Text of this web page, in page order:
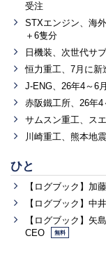
受注
STXエンジン、海
＋6隻分
日機装、次世代サ
恒力重工、7月に新
J-ENG、26年4～6
赤阪鐵工所、26年
サムスン重工、ス
川崎重工、熊本地
ひと
【ログブック】加
【ログブック】中
【ログブック】矢
CEO
無料